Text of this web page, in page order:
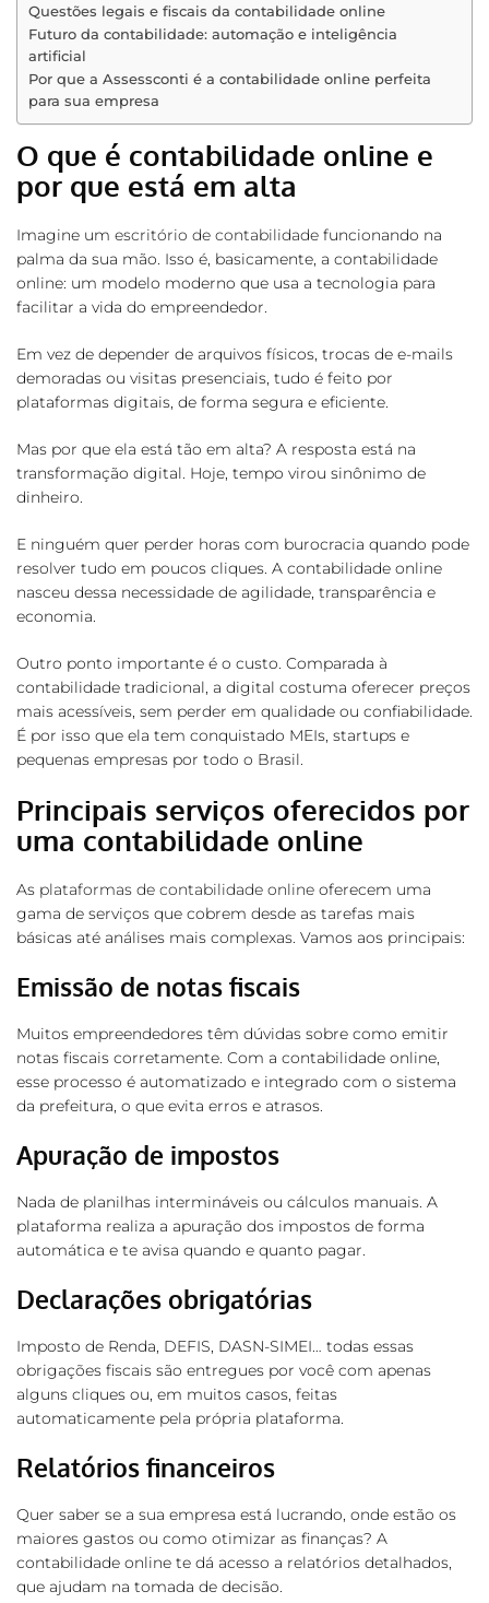
Questões legais e fiscais da contabilidade online
Futuro da contabilidade: automação e inteligência
artificial
Por que a Assessconti é a contabilidade online perfeita
para sua empresa
O que é contabilidade online e
por que está em alta
Imagine um escritório de contabilidade funcionando na
palma da sua mão. Isso é, basicamente, a contabilidade
online: um modelo moderno que usa a tecnologia para
facilitar a vida do empreendedor.
Em vez de depender de arquivos físicos, trocas de e-mails
demoradas ou visitas presenciais, tudo é feito por
plataformas digitais, de forma segura e eficiente.
Mas por que ela está tão em alta? A resposta está na
transformação digital. Hoje, tempo virou sinônimo de
dinheiro.
E ninguém quer perder horas com burocracia quando pode
resolver tudo em poucos cliques. A contabilidade online
nasceu dessa necessidade de agilidade, transparência e
economia.
Outro ponto importante é o custo. Comparada à
contabilidade tradicional, a digital costuma oferecer preços
mais acessíveis, sem perder em qualidade ou confiabilidade.
É por isso que ela tem conquistado MEIs, startups e
pequenas empresas por todo o Brasil.
Principais serviços oferecidos por
uma contabilidade online
As plataformas de contabilidade online oferecem uma
gama de serviços que cobrem desde as tarefas mais
básicas até análises mais complexas. Vamos aos principais:
Emissão de notas fiscais
Muitos empreendedores têm dúvidas sobre como emitir
notas fiscais corretamente. Com a contabilidade online,
esse processo é automatizado e integrado com o sistema
da prefeitura, o que evita erros e atrasos.
Apuração de impostos
Nada de planilhas intermináveis ou cálculos manuais. A
plataforma realiza a apuração dos impostos de forma
automática e te avisa quando e quanto pagar.
Declarações obrigatórias
Imposto de Renda, DEFIS, DASN-SIMEI… todas essas
obrigações fiscais são entregues por você com apenas
alguns cliques ou, em muitos casos, feitas
automaticamente pela própria plataforma.
Relatórios financeiros
Quer saber se a sua empresa está lucrando, onde estão os
maiores gastos ou como otimizar as finanças? A
contabilidade online te dá acesso a relatórios detalhados,
que ajudam na tomada de decisão.